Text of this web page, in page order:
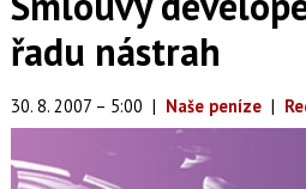
řadu nástrah
30. 8. 2007 – 5:00 | Naše peníze |